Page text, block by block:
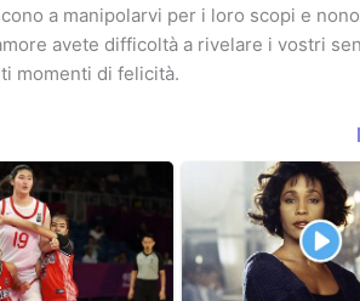
a manipolarvi per i loro scopi e
avete difficoltà a rivelare i vostri
momenti di felicità.